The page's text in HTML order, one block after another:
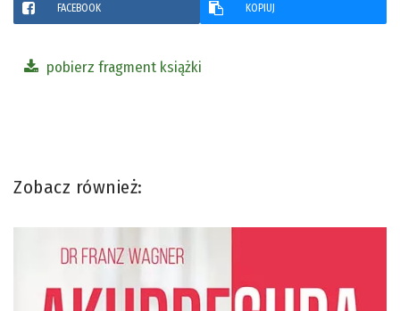
FACEBOOK KOPIUJ
pobierz fragment książki
Zobacz również: